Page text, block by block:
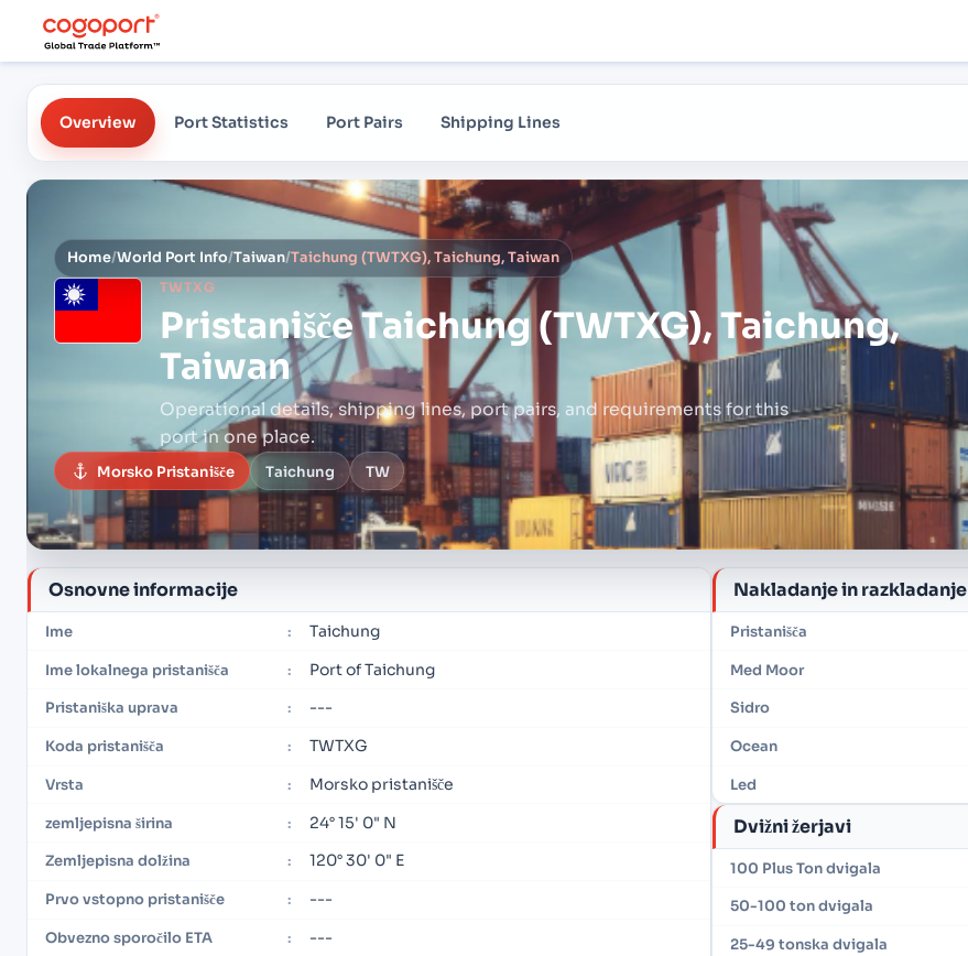
Overview Port Statistics Port Pairs Shipping Lines
Home/World Port Info/Taiwan/Taichung (TWTXG), Taichung, Taiwan
TWTXG
PristaniščeTaichung (TWTXG), Taichung,
Taiwan
Operational details, shipping lines, port pairs, and requirements for this
port in one place.
Morsko Pristanišče Taichung TW
Osnovne informacije
Ime : Taichung
Ime lokalnega pristanišča : Port of Taichung
Pristaniška uprava : ---
Koda pristanišča : TWTXG
Vrsta : Morsko pristanišče
zemljepisna širina : 24° 15' 0" N
Zemljepisna dolžina : 120° 30' 0" E
Prvo vstopno pristanišče : ---
Obvezno sporočilo ETA : ---
Nakladanje in razkladanje
Pristanišča
Med Moor
Sidro
Ocean
Led
Dvižni žerjavi
100 Plus Ton dvigala
50-100 ton dvigala
25-49 tonska dvigala